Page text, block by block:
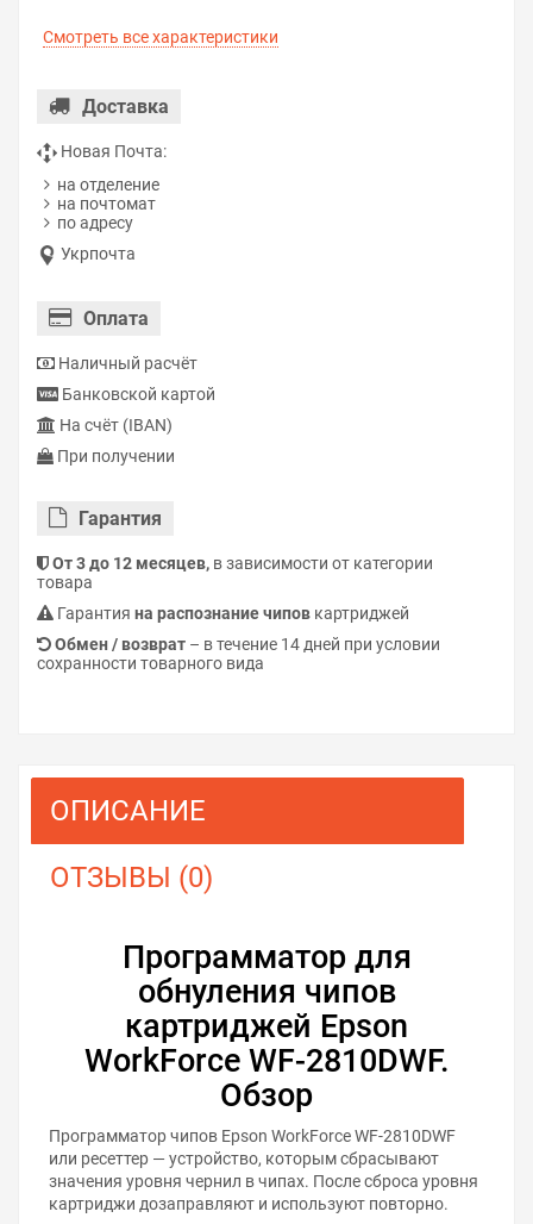
Смотреть все характеристики
Доставка
Новая Почта:
на отделение
на почтомат
по адресу
Укрпочта
Оплата
Наличный расчёт
Банковской картой
На счёт (IBAN)
При получении
Гарантия
От 3 до 12 месяцев, в зависимости от категории
товара
Гарантия на распознание чипов картриджей
Обмен / возврат – в течение 14 дней при условии
сохранности товарного вида
ОПИСАНИЕ
ОТЗЫВЫ (0)
Программатор для
обнуления чипов
картриджей Epson
WorkForce WF-2810DWF.
Обзор
Программатор чипов Epson WorkForce WF-2810DWF
или ресеттер — устройство, которым сбрасывают
значения уровня чернил в чипах. После сброса уровня
картриджи дозаправляют и используют повторно.